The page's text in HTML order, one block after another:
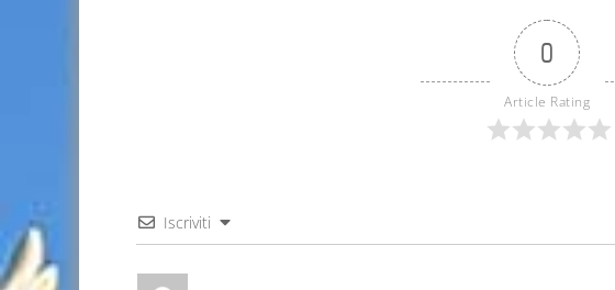
0
Article Rating
Iscriviti